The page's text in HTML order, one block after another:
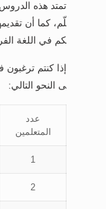
لّم، كما أن
كم في اللغة
إذا كنتم
ى النحو التالي:
عدد
المتعلمين
1
2